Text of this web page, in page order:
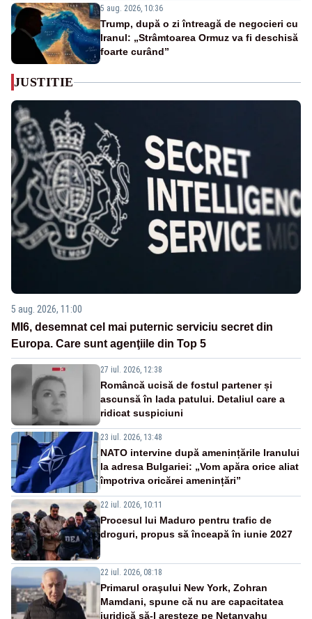
5 aug. 2026, 10:36
Trump, după o zi întreagă de negocieri cu
Iranul: „Strâmtoarea Ormuz va fi deschisă
foarte curând”
JUSTITIE
5 aug. 2026, 11:00
MI6, desemnat cel mai puternic serviciu secret din
Europa. Care sunt agenţiile din Top 5
27 iul. 2026, 12:38
Româncă ucisă de fostul partener și
ascunsă în lada patului. Detaliul care a
ridicat suspiciuni
23 iul. 2026, 13:48
NATO intervine după amenințările Iranului
la adresa Bulgariei: „Vom apăra orice aliat
împotriva oricărei amenințări”
22 iul. 2026, 10:11
Procesul lui Maduro pentru trafic de
droguri, propus să înceapă în iunie 2027
22 iul. 2026, 08:18
Primarul oraşului New York, Zohran
Mamdani, spune că nu are capacitatea
juridică să-l aresteze pe Netanyahu